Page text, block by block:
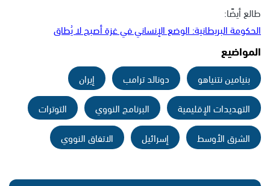
طالع أيضًا:
الحكومة البريطانية: الوضع الإنساني في غزة أصبح لا يُطاق
المواضيع
بنيامين نتنياهو دونالد ترامب
إيران
التهديدات الإقليمية
البرنامج النووي
التوترات
الشرق الأوسط
إسرائيل الاتفاق النووي